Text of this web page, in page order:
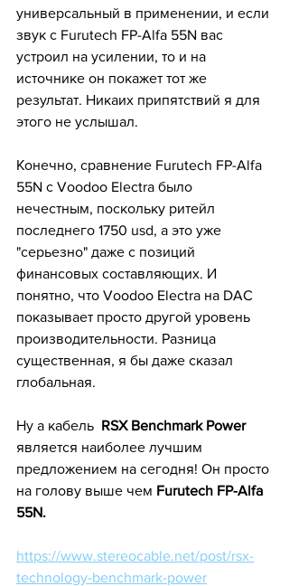
универсальный в применении, и если
звук с Furutech FP-Alfa 55N вас
устроил на усилении, то и на
источнике он покажет тот же
результат. Никаих припятствий я для
этого не услышал.
Конечно, сравнение Furutech FP-Alfa
55N с Voodoo Electra было
нечестным, поскольку ритейл
последнего 1750 usd, а это уже
"серьезно" даже с позиций
финансовых составляющих. И
понятно, что Voodoo Electra на DAC
показывает просто другой уровень
производительности. Разница
существенная, я бы даже сказал
глобальная.
Ну а кабель RSX Benchmark Power
является наиболее лучшим
предложением на сегодня! Он просто
на голову выше чем Furutech FP-Alfa
55N.
https://www.stereocable.net/post/rsx-
technology-benchmark-power